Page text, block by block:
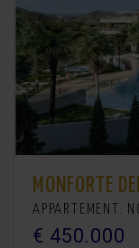
MONFORTE
APPARTEMENT.
€ 450.000